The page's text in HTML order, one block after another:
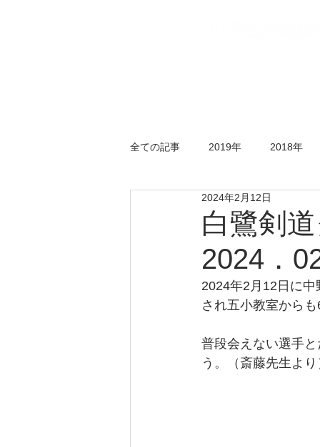
全ての記事 2019年 2018年
年末剣道大会 錬成会
白鷺剣
2024．
2024年2月12日
2024年2月12日に
され五小教室から
普段会えない選手
う。（斎藤先生より